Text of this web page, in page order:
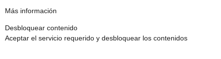
Más información
Desbloquear contenido
Aceptar el servicio requerido y desbloquear los contenidos